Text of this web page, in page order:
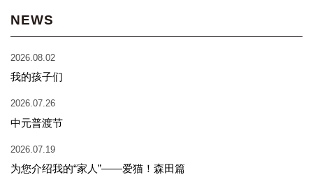
NEWS
2026.08.02
我的孩子们
2026.07.26
中元普渡节
2026.07.19
为您介绍我的“家人”——爱猫！森田篇